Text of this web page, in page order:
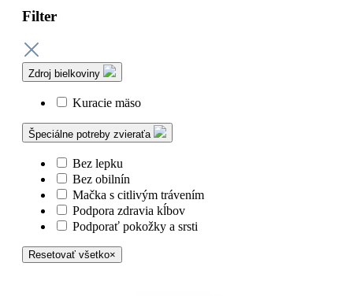
Filter
Zdroj bielkoviny
Kuracie mäso
Špeciálne potreby zvieraťa
Bez lepku
Bez obilnín
Mačka s citlivým trávením
Podpora zdravia kĺbov
Podporať pokožky a srsti
Resetovať všetko×